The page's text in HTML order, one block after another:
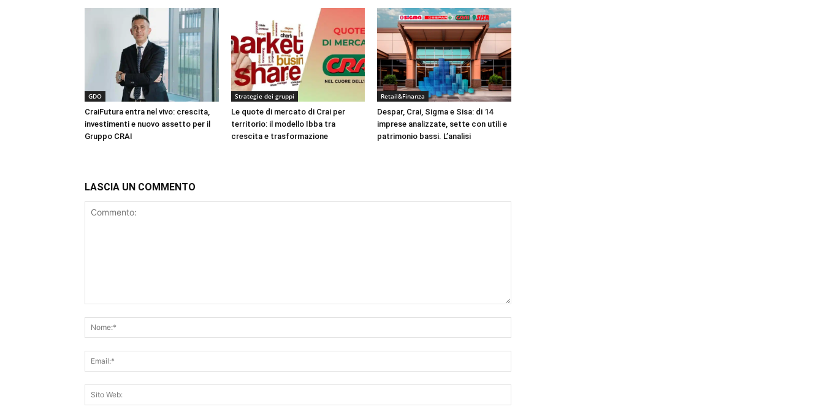
GDO
CraiFutura entra nel vivo: crescita,
investimenti e nuovo assetto per il
Gruppo CRAI
Strategie dei gruppi
Le quote di mercato di Crai per
territorio: il modello Ibba tra
crescita e trasformazione
Retail&Finanza
Despar, Crai, Sigma e Sisa: di 14
imprese analizzate, sette con utili e
patrimonio bassi. L’analisi
LASCIA UN COMMENTO
Web: